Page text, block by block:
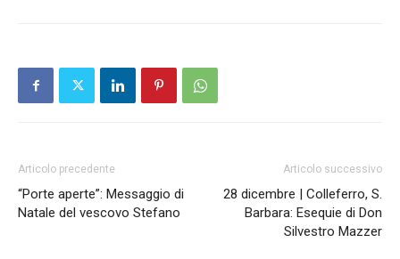
Articolo precedente
“Porte aperte”: Messaggio di
Natale del vescovo Stefano
Articolo successivo
28 dicembre | Colleferro, S.
Barbara: Esequie di Don
Silvestro Mazzer